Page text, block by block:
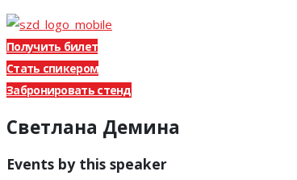
Получить билет
Стать спикером
Забронировать стенд
Светлана Демина
Events by this speaker